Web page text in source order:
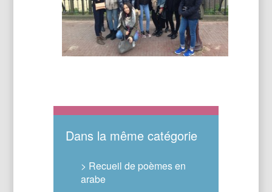
Dans la même catégorie
> Recueil de poèmes en
arabe